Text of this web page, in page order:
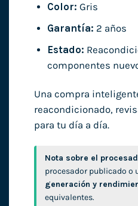
Color: Gris
Garantía: 2 años
Estado:
componentes
Una compra
reacondicionado,
para tu día a día.
Nota sobre el
procesador publicado o
generación y
equivalentes.